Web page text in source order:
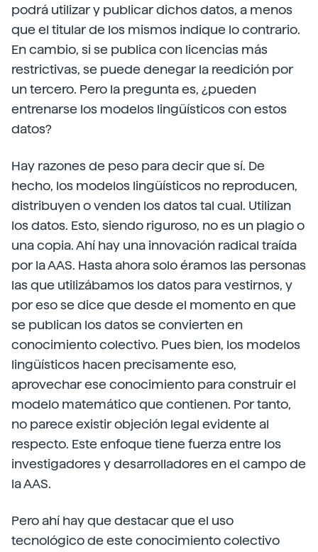
podrá utilizar y publicar dichos datos, a menos
que el titular de los mismos indique lo contrario.
En cambio, si se publica con licencias más
restrictivas, se puede denegar la reedición por
un tercero. Pero la pregunta es, ¿pueden
entrenarse los modelos lingüísticos con estos
datos?
Hay razones de peso para decir que sí. De
hecho, los modelos lingüísticos no reproducen,
distribuyen o venden los datos tal cual. Utilizan
los datos. Esto, siendo riguroso, no es un plagio o
una copia. Ahí hay una innovación radical traída
por la AAS. Hasta ahora solo éramos las personas
las que utilizábamos los datos para vestirnos, y
por eso se dice que desde el momento en que
se publican los datos se convierten en
conocimiento colectivo. Pues bien, los modelos
lingüísticos hacen precisamente eso,
aprovechar ese conocimiento para construir el
modelo matemático que contienen. Por tanto,
no parece existir objeción legal evidente al
respecto. Este enfoque tiene fuerza entre los
investigadores y desarrolladores en el campo de
la AAS.
Pero ahí hay que destacar que el uso
tecnológico de este conocimiento colectivo